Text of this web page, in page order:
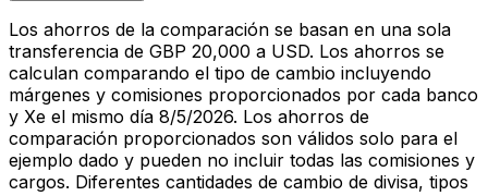
Los ahorros de la comparación se basan en una sola
transferencia de GBP 20,000 a USD. Los ahorros se
calculan comparando el tipo de cambio incluyendo
márgenes y comisiones proporcionados por cada banco
y Xe el mismo día 8/5/2026. Los ahorros de
comparación proporcionados son válidos solo para el
ejemplo dado y pueden no incluir todas las comisiones y
cargos. Diferentes cantidades de cambio de divisa, tipos